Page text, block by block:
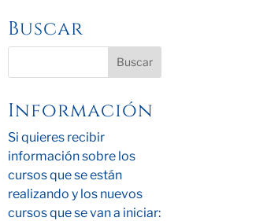
Buscar
Información
Si quieres recibir
información sobre los
cursos que se están
realizando y los nuevos
cursos que se van a iniciar: